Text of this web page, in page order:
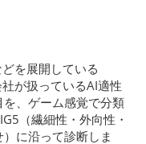
を展開している
が扱っているAI適性
、ゲーム感覚で分類
（繊細性・外向性・
に沿って診断しま